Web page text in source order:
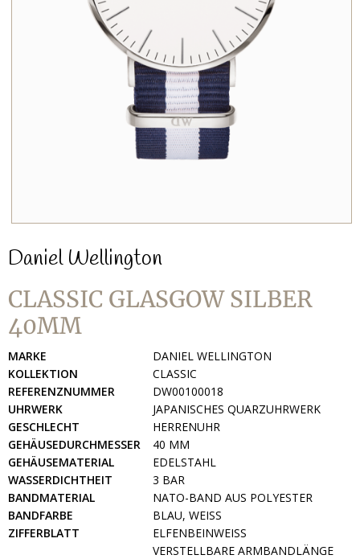
Daniel Wellington
CLASSIC GLASGOW SILBER
40MM
MARKE
DANIEL WELLINGTON
KOLLEKTION
CLASSIC
REFERENZNUMMER
DW00100018
UHRWERK
JAPANISCHES QUARZUHRWERK
GESCHLECHT
HERRENUHR
GEHÄUSEDURCHMESSER
40 MM
GEHÄUSEMATERIAL
EDELSTAHL
WASSERDICHTHEIT
3 BAR
BANDMATERIAL
NATO-BAND AUS POLYESTER
BANDFARBE
BLAU, WEISS
ZIFFERBLATT
ELFENBEINWEISS
VERSTELLBARE ARMBANDLÄNGE